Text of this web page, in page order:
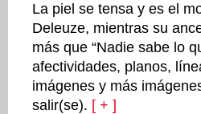
La piel se tensa y es el
Deleuze, mientras su
más que “Nadie sabe lo
afectividades, planos,
imágenes y más
salir(se). [ + ]